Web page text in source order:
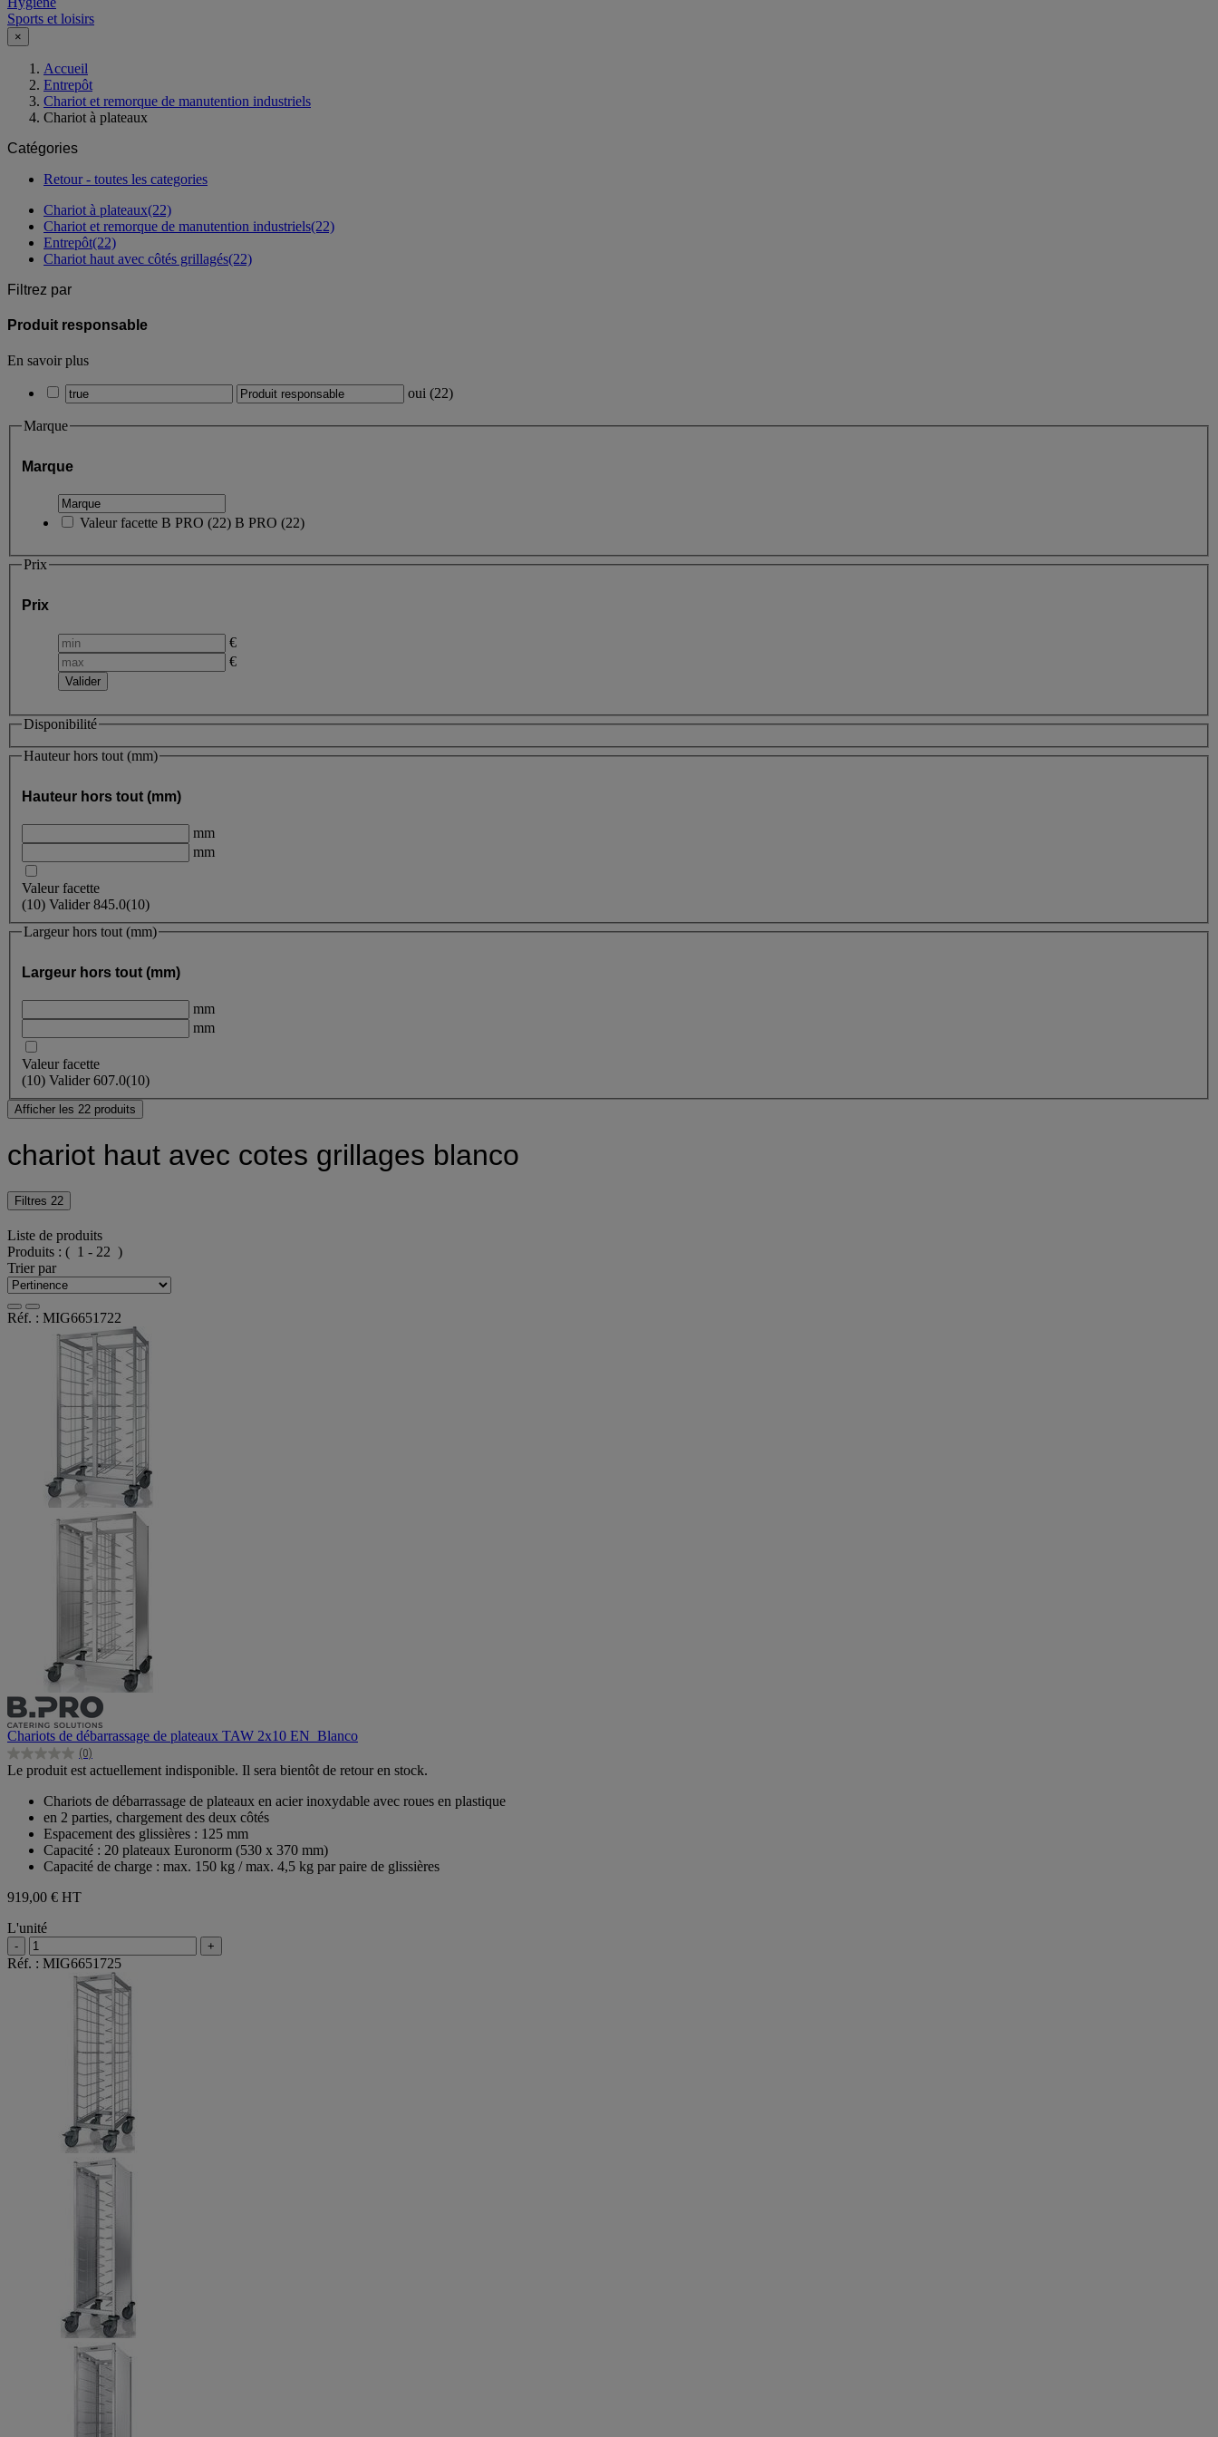
Sports et loisirs
×
Accueil
Entrepôt
Chariot et remorque de manutention industriels
Chariot à plateaux
Catégories
Retour - toutes les categories
Chariot à plateaux(22)
Chariot et remorque de manutention industriels(22)
Entrepôt(22)
Chariot haut avec côtés grillagés(22)
Filtrez par
Produit responsable
En savoir plus
oui (22)
Marque
Marque
Valeur facette B PRO (22) B PRO (22)
Prix
Prix
€
€
Disponibilité
Hauteur hors tout (mm)
Hauteur hors tout (mm)
mm
mm
Valeur facette
(10) Valider845.0(10)
Largeur hors tout (mm)
Largeur hors tout (mm)
mm
mm
Valeur facette
(10) Valider607.0(10)
Afficher les 22 produits
chariot haut avec cotes grillages blanco
Filtres 22
Liste de produits
Produits : ( 1 - 22 )
Trier par
Réf. : MIG6651722
Chariots de débarrassage de plateaux TAW 2x10 EN_Blanco
(0)
0.0
sur
étoiles.
Le produit est actuellement indisponible. Il sera bientôt de retour en stock.
Chariots de débarrassage de plateaux en acier inoxydable avec roues en plastique
en 2 parties, chargement des deux côtés
Espacement des glissières : 125 mm
Capacité : 20 plateaux Euronorm (530 x 370 mm)
Capacité de charge : max. 150 kg / max. 4,5 kg par paire de glissières
919,00 € HT
L'unité
- +
Réf. : MIG6651725